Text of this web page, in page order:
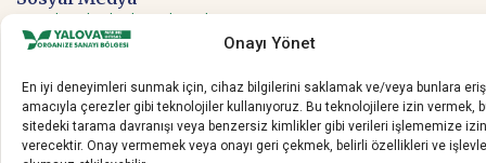
Onayı Yönet
En iyi deneyimleri sunmak için, cihaz bilgilerini saklamak ve/veya bunlara
amacıyla çerezler gibi teknolojiler kullanıyoruz. Bu teknolojilere izin vermek,
sitedeki tarama davranışı veya benzersiz kimlikler gibi verileri işlememize izin
verecektir. Onay vermemek veya onayı geri çekmek, belirli özellikleri ve
Sosyal medyadan bizi takip edin.
Copyright © 2020 Yalova OSB. Tüm hakları saklıdır.